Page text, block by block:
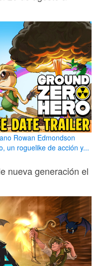
Rowan Edmondson
un roguelike de acción y...
nueva generación el